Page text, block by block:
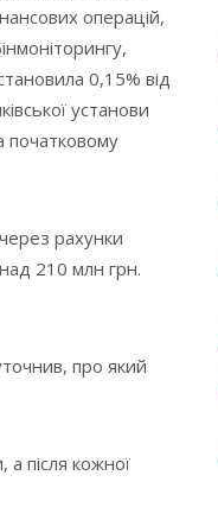
операцій,
0,15% від
установи
початковому
рахунки
210 млн грн.
про який
після кожної